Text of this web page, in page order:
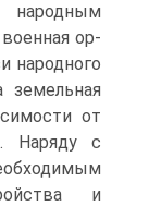
ор­
народного
зе­мельная
от
Наряду с
и